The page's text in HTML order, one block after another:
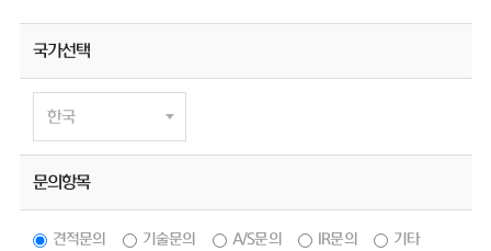
국가선택
문의항목
견적문의 기술문의 A/S문의 IR문의 기타